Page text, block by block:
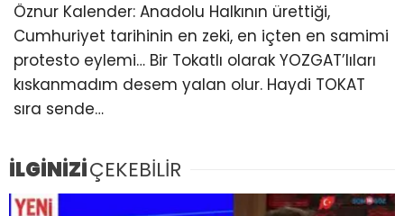
Öznur Kalender: Anadolu Halkının ürettiği,
Cumhuriyet tarihinin en zeki, en içten en samimi
protesto eylemi… Bir Tokatlı olarak YOZGAT’lıları
kıskanmadım desem yalan olur. Haydi TOKAT
sıra sende…
İLGİNİZİÇEKEBİLİR